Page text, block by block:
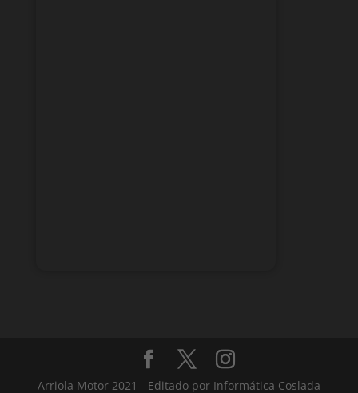
Arriola Motor 2021 - Editado por Informática Coslada